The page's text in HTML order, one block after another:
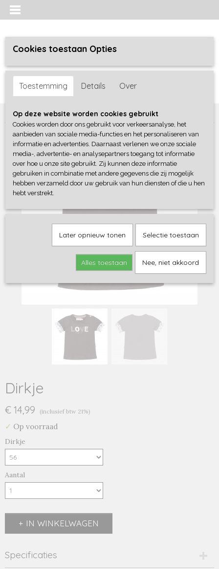
Inloggen Registreren
Home >Meisjes baby>shirts / tunieken>Dirkje
Dirkje
€ 14,99 (inclusief btw 21%)
✓ Op voorraad
Dirkje
Aantal
IN WINKELWAGEN
Specificaties
Cookies toestaan Opties
Toestemming Details Over
Op deze website worden cookies gebruikt
Cookies worden door ons gebruikt voor verkeersanalyse, het
aanbieden van sociale media-functies en het personaliseren van
informatie en advertenties. Daarnaast verlenen we onze sociale
media-, advertentie- en analysepartners toegang tot informatie
over hoe u onze site gebruikt. Zij kunnen deze informatie
gebruiken in combinatie met andere gegevens die zij mogelijk
hebben verzameld door uw gebruik van hun diensten of die u hen
hebt verstrekt.
Later opnieuw tonen Selectie toestaan
Alles toestaan Nee, niet akkoord